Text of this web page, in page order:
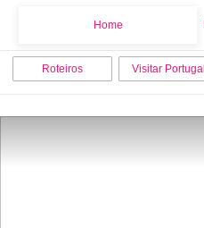
Home
Roteiros Visitar Portugal